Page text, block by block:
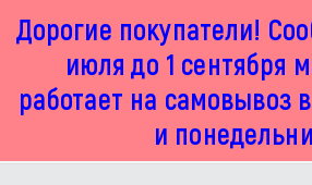
Дорогие покупатели!
июля до 1 сентября
работает на самовывоз
и
г. Москва, Маленковская 32 стр 2А
пн-пт с 11:00 до 19:00, сб с 11:00 до 17:00